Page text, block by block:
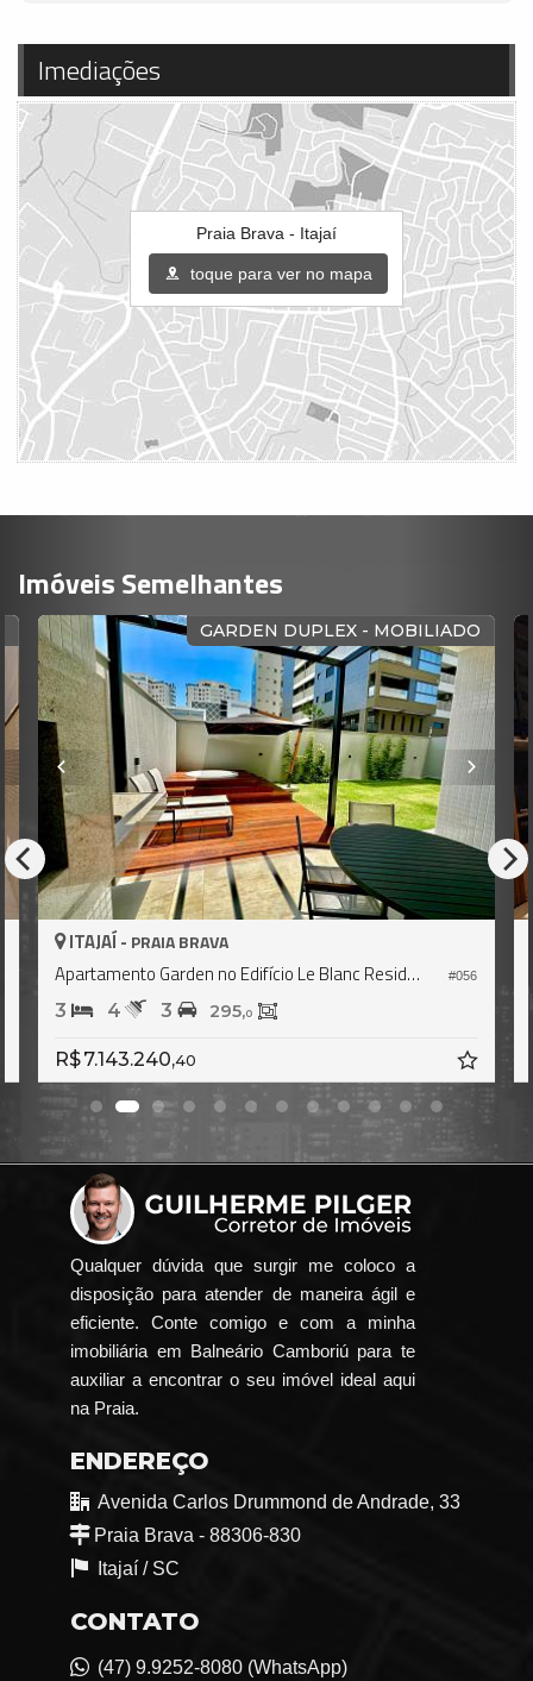
Imediações
Praia Brava - Itajaí
toque para ver no mapa
Imóveis Semelhantes
GARDEN DUPLEX - MOBILIADO
#056
Apartamento Garden no Edifício Le Blanc Residence
295, 0
Apartamento Garden
R$ 5.800.000
Qualquer dúvida que surgir me coloco a
disposição para atender de maneira ágil e
eficiente. Conte comigo e com a minha
imobiliária em Balneário Camboriú para te
auxiliar a encontrar o seu imóvel ideal aqui
na Praia.
ENDEREÇO
Avenida Carlos Drummond de Andrade, 33
Praia Brava - 88306-830
Itajaí / SC
CONTATO
(47) 9.9252-8080 (WhatsApp)